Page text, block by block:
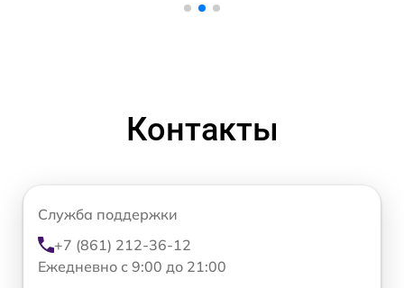
Контакты
Служба поддержки
+7 (861) 212-36-12
Ежедневно с 9:00 до 21:00